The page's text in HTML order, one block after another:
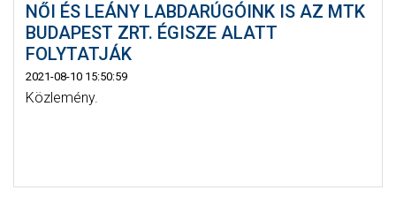
NŐI ÉS LEÁNY LABDARÚGÓINK IS AZ MTK
BUDAPEST ZRT. ÉGISZE ALATT
FOLYTATJÁK
2021-08-10 15:50:59
Közlemény.